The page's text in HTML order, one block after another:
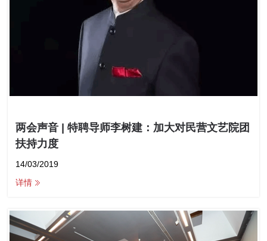
两会声音 | 特聘导师李树建：加大对民营文艺院团
扶持力度
14/03/2019
详情